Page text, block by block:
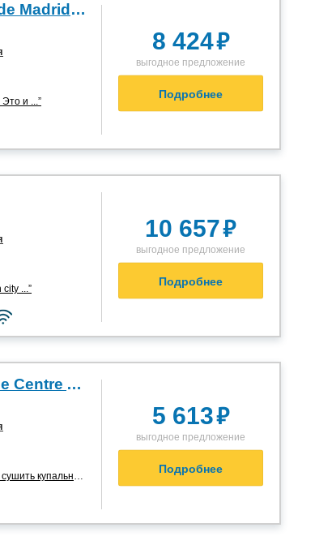
Best Western Hotel de Madrid Nice 4*
Это и ...”
8 424₽
выгодное предложение
Подробнее
...”
10 657₽
выгодное предложение
Подробнее
Campanile Hotel Nice Centre Acropolis 3*
купальники. ...”
5 613₽
выгодное предложение
Подробнее